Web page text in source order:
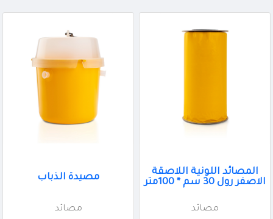
المصائد اللونية اللاصقة
الاصفر رول 30 سم * 100متر
مصائد
مصيدة الذباب
مصائد